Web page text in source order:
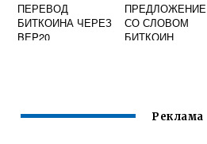
ПЕРЕВОД
БИТКОИНА ЧЕРЕЗ
BEP20
ПРЕДЛОЖЕНИЕ
СО СЛОВОМ
БИТКОИН
Реклама